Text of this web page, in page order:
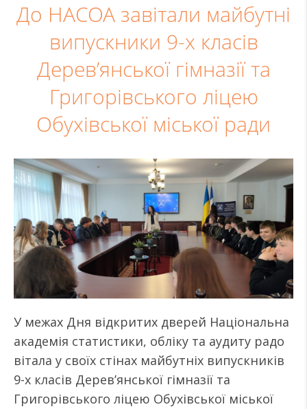
До НАСОА завітали майбутні
випускники 9-х класів
Дерев’янської гімназії та
Григорівського ліцею
Обухівської міської ради
У межах Дня відкритих дверей Національна
академія статистики, обліку та аудиту радо
вітала у своїх стінах майбутніх випускників
9-х класів Дерев’янської гімназії та
Григорівського ліцею Обухівської міської